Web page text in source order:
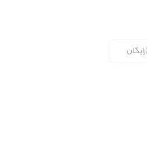
رایگان